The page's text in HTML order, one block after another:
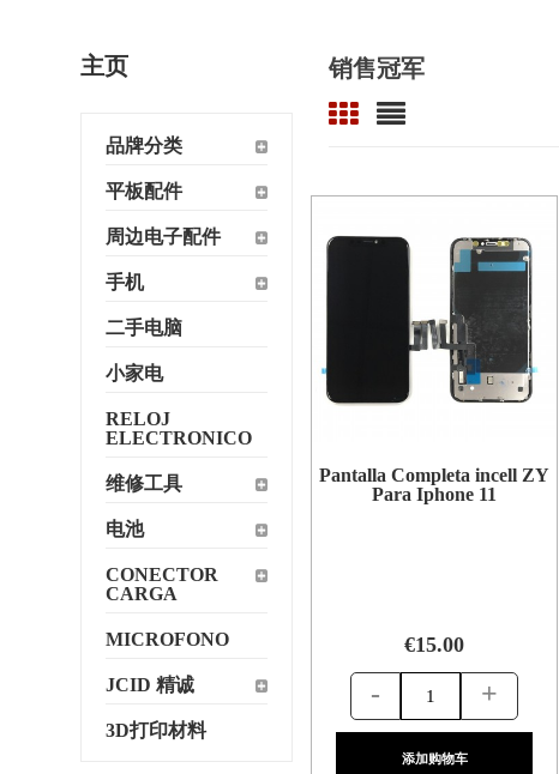
主页
品牌分类
平板配件
周边电子配件
手机
二手电脑
小家电
RELOJ
ELECTRONICO
维修工具
电池
CONECTOR
CARGA
MICROFONO
JCID 精诚
3D打印材料
销售冠军
Pantalla Completa incell ZY
Para Iphone 11
€15.00
- +
添加购物车